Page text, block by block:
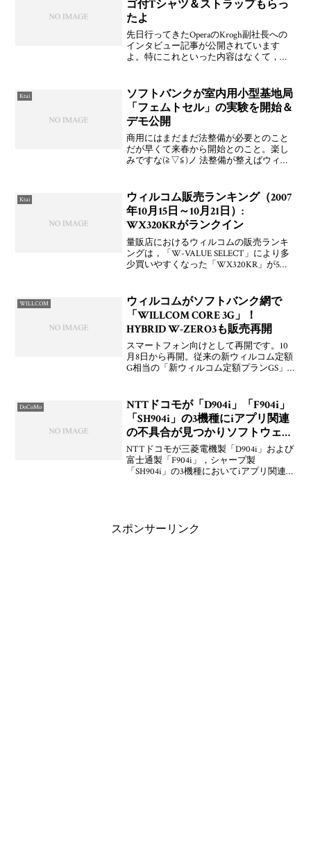
ゴ付Tシャツ＆ストラップもらっ
たよ
先日行ってきたOperaのKrogh副社長への
インタビュー記事が公開されています
よ。特にこれといった内容はなくて，な
り。記念にTシャツとストラップをもらい
ました！売
Ktai
ソフトバンクが室内用小型基地局
「フェムトセル」の実験を開始＆
デモ公開
商用にはまだまだ法整備が必要とのこと
だが早くて来春から開始とのこと。楽し
みですな(≧▽≦)ノ 法整備が整えばウィル
の無線実験局免許の取得について～IP通
信技術の向上と
Ktai
ウィルコム販売ランキング（2007
年10月15日～10月21日）:
WX320KRがランクイン
量販店におけるウィルコムの販売ランキ
ングは，「W-VALUE SELECT」により多
少買いやすくなった「WX320KR」が5位
「WX320K」，3位には「WX
WILLCOM
ウィルコムがソフトバンク網で
「WILLCOM CORE 3G」！
HYBRID W-ZERO3も販売再開
スマートフォン向けとして再開です。10
月8日から再開。従来の新ウィルコム定額
G相当の「新ウィルコム定額プランGS」
（月額2,580円／200万パケット含む）が料
金プ
DoCoMo
NTTドコモが「D904i」「F904i」
「SH904i」の3機種にiアプリ関連
の不具合が見つかりソフトウェア
更新
NTTドコモが三菱電機製「D904i」および
富士通製「F904i」，シャープ製
「SH904i」の3機種においてiアプリ関連の
スポンサーリンク